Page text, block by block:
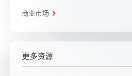
商业市场
更多资源